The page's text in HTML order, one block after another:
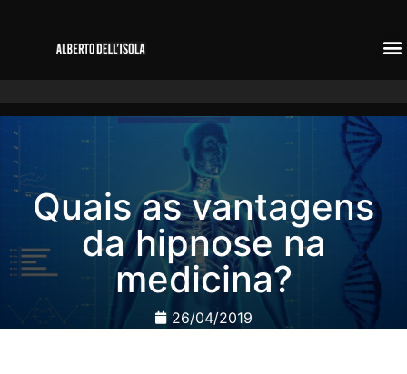
Quais as vantagens
da hipnose na
medicina?
26/04/2019